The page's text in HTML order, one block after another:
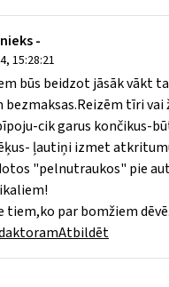
-
15:28:21
būs beidzot jāsāk vākt
tīri vai
cik garus končikus-
ļautiņi izmet
"pelnutraukos" pie
tiem,ko par bomžiem dēvē.
Atbildēt